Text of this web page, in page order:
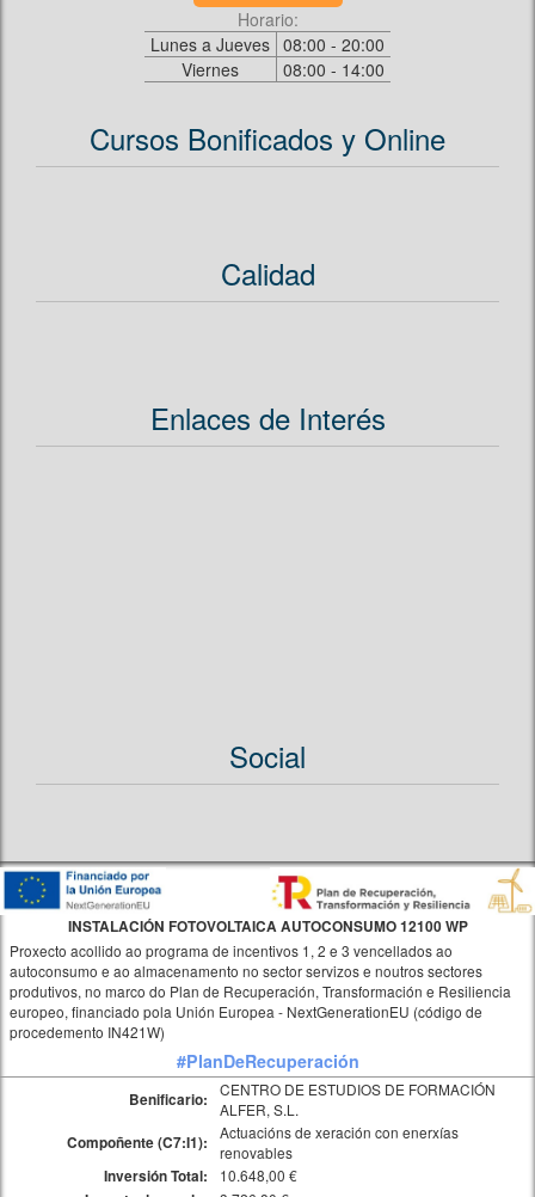
Horario:
Lunes a Jueves 08:00 - 20:00
Viernes
08:00 - 14:00
Cursos Bonificados y Online
Calidad
Enlaces de Interés
Social
INSTALACIÓN FOTOVOLTAICA AUTOCONSUMO 12100 WP
Proxecto acollido ao programa de incentivos 1, 2 e 3 vencellados ao
autoconsumo e ao almacenamento no sector servizos e noutros sectores
produtivos, no marco do Plan de Recuperación, Transformación e Resiliencia
europeo, financiado pola Unión Europea - NextGenerationEU (código de
procedemento IN421W)
#PlanDeRecuperación
Benificario:
CENTRO DE ESTUDIOS DE FORMACIÓN
ALFER, S.L.
Compoñente (C7:I1):
Actuacións de xeración con enerxías
renovables
Inversión Total:
10.648,00 €